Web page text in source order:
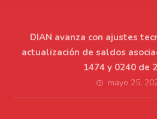
DIAN avanza con ajustes
actualización de saldos
1474 y 0240 de
mayo 25,